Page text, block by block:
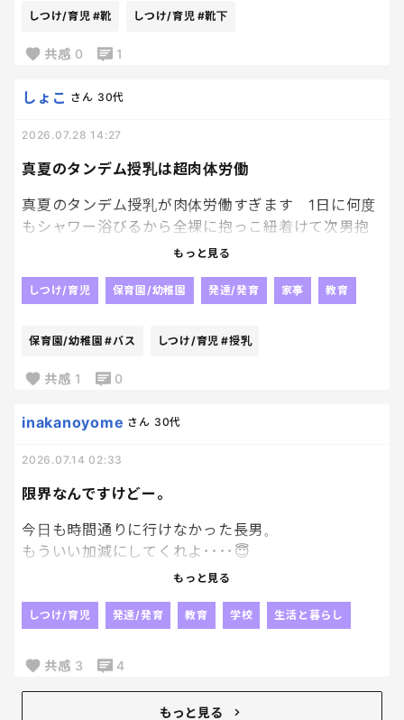
かかとの位置が
末子お気に入りの靴下だったから
考えもせず
足のサイズも大きくなってるに
決まってるーーーー笑
たっぷり汚せ！！笑
しつけ/育児 #靴 しつけ/育児 #靴下
共感 0 1
真夏のタンデム授乳は超肉体労働
しょこ さん 30代
2026.07.28 14:27
真夏のタンデム授乳が肉体労働すぎます 1日に何度
もシャワー浴びるから全裸に抱っこ紐着けて次男抱
いてその上からバスローブ一枚羽織って 次男は飲み
手を突っ込んで乳頭を突いて催促 同時に長男は乳
いをプルプル 優しいねーと思いながらも次男のヨ
度は長男が鷲掴みしてプルンプルンさせて遊びま
なってぶっ倒れてます 喝を下さい！
もっと見る
しつけ/育児 保育園/幼稚園 発達/発育 家事 教育
保育園/幼稚園 #バス しつけ/育児 #授乳
共感 1 0
限界なんですけどー。
inakanoyome さん 30代
2026.07.14 02:33
今日も時間通りに行けなかった長男。
もういい加減にしてくれよ････😇
時間には間に合ってるのに、
集団登校が嫌なら嫌で良いって
行くって言ってたのは君よね？？？
こっちの身にもなれや。
もっと見る
しつけ/育児 発達/発育 教育 学校 生活と暮らし
共感 3 4
もっと見る